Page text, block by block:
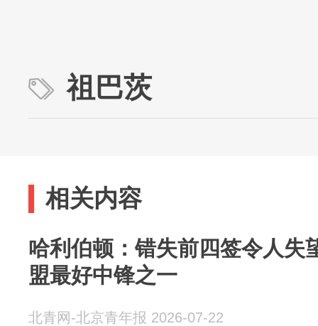
祖巴茨
相关内容
哈利伯顿：错失前四签令人失
盟最好中锋之一
北青网-北京青年报 2026-07-22